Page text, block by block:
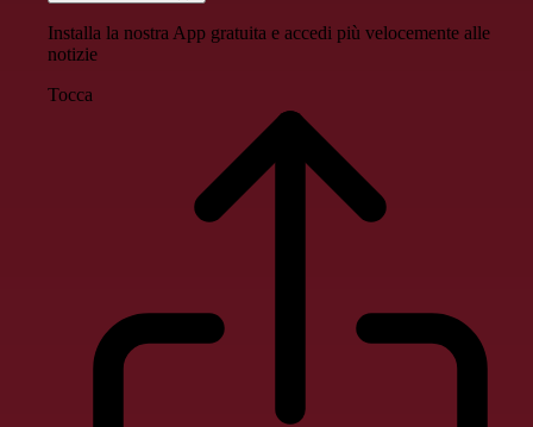
Installa la nostra App gratuita e accedi più velocemente alle
notizie
Tocca